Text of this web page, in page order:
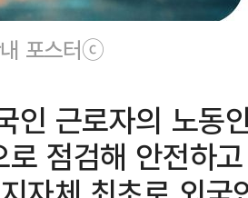
포스터ⓒ
인 근로자의 노동
로 점검해 안전하